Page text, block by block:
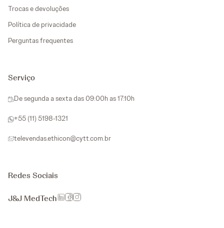
Trocas e devoluções
Política de privacidade
Perguntas frequentes
Serviço
De segunda a sexta das 09:00h as 17:10h
+55 (11) 5198-1321
televendas.ethicon@cytt.com.br
Redes Sociais
J&J MedTech